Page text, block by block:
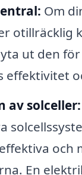
Om
otillräcklig
ut den
effektivitet
av solceller:
och
En